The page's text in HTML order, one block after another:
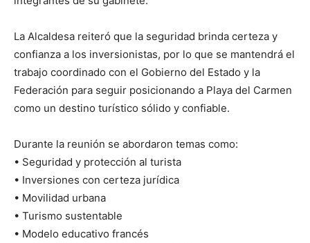
La Alcaldesa reiteró que la seguridad brinda certeza y
confianza a los inversionistas, por lo que se mantendrá el
trabajo coordinado con el Gobierno del Estado y la
Federación para seguir posicionando a Playa del Carmen
como un destino turístico sólido y confiable.
Durante la reunión se abordaron temas como:
• Seguridad y protección al turista
• Inversiones con certeza jurídica
• Movilidad urbana
• Turismo sustentable
• Modelo educativo francés